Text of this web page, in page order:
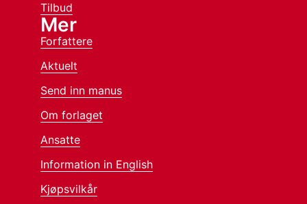
Tilbud
Mer
Forfattere
Aktuelt
Send inn manus
Om forlaget
Ansatte
Information in English
Kjøpsvilkår